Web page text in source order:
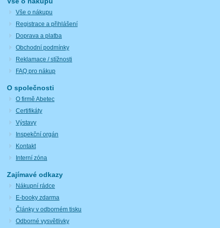
Vše o nákupu
Registrace a přihlášení
Doprava a platba
Obchodní podmínky
Reklamace / stížnosti
FAQ pro nákup
O společnosti
O firmě Abetec
Certifikáty
Výstavy
Inspekční orgán
Kontakt
Interní zóna
Zajímavé odkazy
Nákupní rádce
E-booky zdarma
Články v odborném tisku
Odborné vysvětlivky